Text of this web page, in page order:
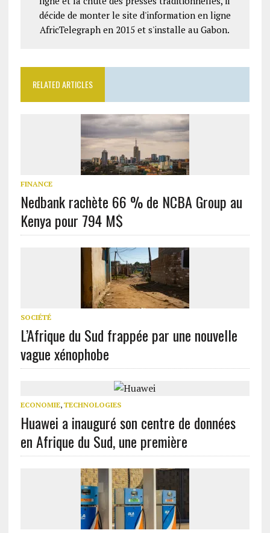
décide de monter le site d'information en ligne
AfricTelegraph en 2015 et s'installe au Gabon.
RELATED ARTICLES
FINANCE
Nedbank rachète 66 % de NCBA Group au
Kenya pour 794 M$
SOCIÉTÉ
L’Afrique du Sud frappée par une nouvelle
vague xénophobe
ECONOMIE, TECHNOLOGIES
Huawei a inauguré son centre de données
en Afrique du Sud, une première